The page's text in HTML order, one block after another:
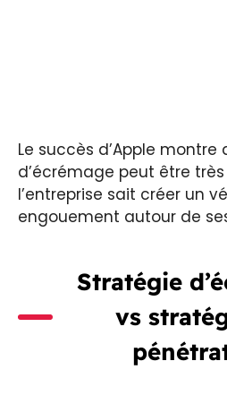
Le succès d’Apple montre
d’écrémage peut être
l’entreprise sait créer un
engouement autour de
Stratégie
vs